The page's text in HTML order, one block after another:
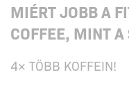
MIÉRT JOBB A
COFFEE, MINT A
4× TÖBB KOFFEIN!